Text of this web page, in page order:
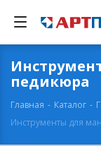
педикюра
Главная - Каталог -
Инструменты для